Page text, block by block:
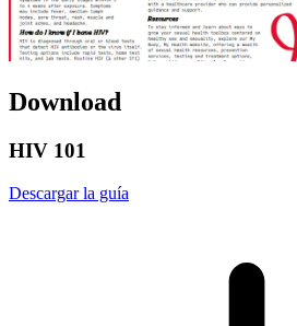
Download
HIV 101
Descargar la guía